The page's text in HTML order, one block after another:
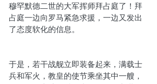
穆罕默德二世的大军挥师拜占庭了！拜
占庭一边向罗马紧急求援，一边又发出
了态度软化的信息。
于是，若干战舰立即装备起来，满载士
兵和军火，教皇的使节乘坐其中一艘，